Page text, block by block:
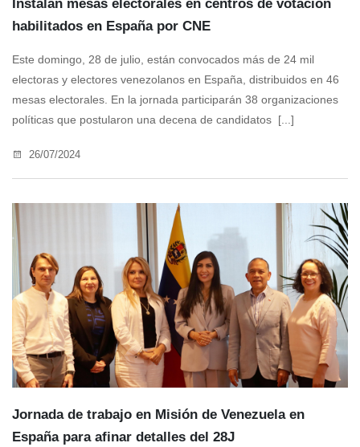
Instalan mesas electorales en centros de votación
habilitados en España por CNE
Este domingo, 28 de julio, están convocados más de 24 mil
electoras y electores venezolanos en España, distribuidos en 46
mesas electorales. En la jornada participarán 38 organizaciones
políticas que postularon una decena de candidatos [...]
26/07/2024
Jornada de trabajo en Misión de Venezuela en
España para afinar detalles del 28J